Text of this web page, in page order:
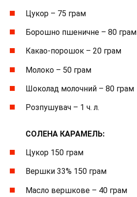
Цукор – 75 грам
Борошно пшеничне – 80 грам
Какао-порошок – 20 грам
Молоко – 50 грам
Шоколад молочний – 80 грам
Розпушувач – 1 ч. л.
СОЛЕНА КАРАМЕЛЬ:
Цукор 150 грам
Вершки 33% 150 грам
Масло вершкове – 40 грам